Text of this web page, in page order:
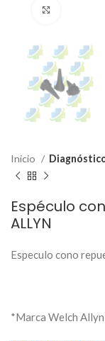
Inicio
Espéculo
ALLYN
Especulo cono
*Marca Welch Allyn